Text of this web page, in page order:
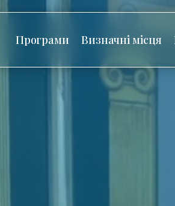
Програми Визначні місця